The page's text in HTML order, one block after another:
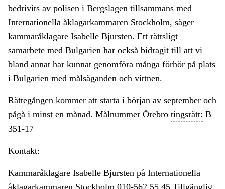
bedrivits av polisen i Bergslagen tillsammans med
Internationella åklagarkammaren Stockholm, säger
kammaråklagare Isabelle Bjursten. Ett rättsligt
samarbete med Bulgarien har också bidragit till att vi
bland annat har kunnat genomföra många förhör på plats
i Bulgarien med målsäganden och vittnen.
Rättegången kommer att starta i början av september och
pågå i minst en månad. Målnummer Örebro tingsrätt: B
351-17
Kontakt:
Kammaråklagare Isabelle Bjursten på Internationella